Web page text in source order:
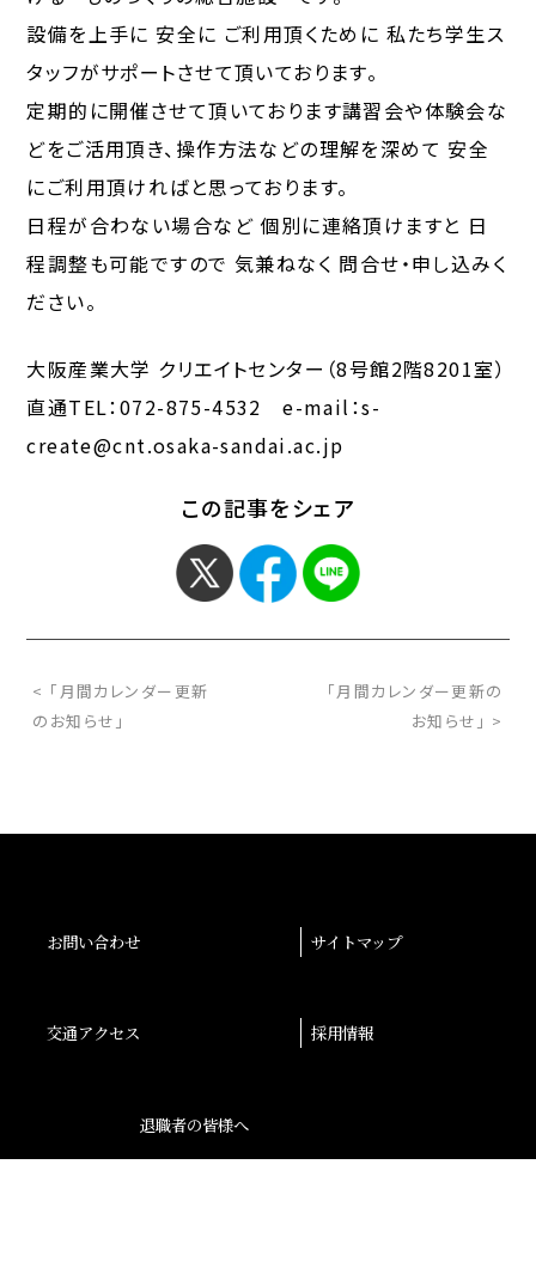
設備を上手に 安全に ご利用頂くために 私たち学生ス
タッフがサポートさせて頂いております。
定期的に開催させて頂いております講習会や体験会な
どをご活用頂き、操作方法などの理解を深めて 安全
にご利用頂ければと思っております。
日程が合わない場合など 個別に連絡頂けますと 日
程調整も可能ですので 気兼ねなく 問合せ・申し込みく
ださい。
大阪産業大学 クリエイトセンター（8号館2階8201室）
直通TEL：072-875-4532 e-mail：s-
create@cnt.osaka-sandai.ac.jp
この記事をシェア
< 「月間カレンダー更新
のお知らせ」
「月間カレンダー更新の
お知らせ」 >
お問い合わせ サイトマップ
交通アクセス 採用情報
退職者の皆様へ